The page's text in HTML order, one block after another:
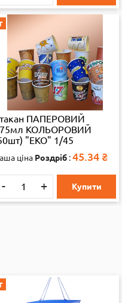
ПАПЕРОВИЙ
КОЛЬОРОВИЙ
"ЕКО" 1/45
ціна Роздріб :45.34 ₴
- + Купити